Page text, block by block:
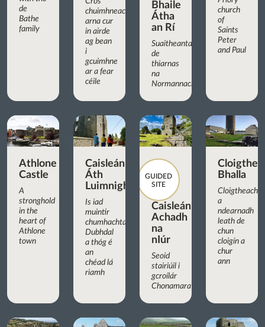
de
Bathe
family
chuimhneacháin
arna cur
in airde
ag bean
i
gcuimhne
ar a fear
céile
Bhaile
Átha
an Rí
Suaitheantas
de
thiarnas
na
Normannach
church
of
Saints
Peter
and Paul
Athlone
Castle
A
stronghold
in the
heart of
Athlone
town
Caisleán
Áth
Luimnigh
Is iad
muintir
chumhachtach
Dubhdal
a thóg é
an
chéad lá
riamh
GUIDED
SITE
Caisleán
Achadh
na
nIúr
Seoid
stairiúil i
gcroílár
Chonamara
Bhalla
Cloigtheach
a
ndearnadh
leath de
chun
cloigín a
chur
ann